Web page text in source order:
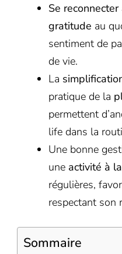
Se
gratitude au
sentiment de
de vie.
La
pratique de la
permettent
life dans la
Une bonne
une activité à
régulières,
respectant son
Sommaire